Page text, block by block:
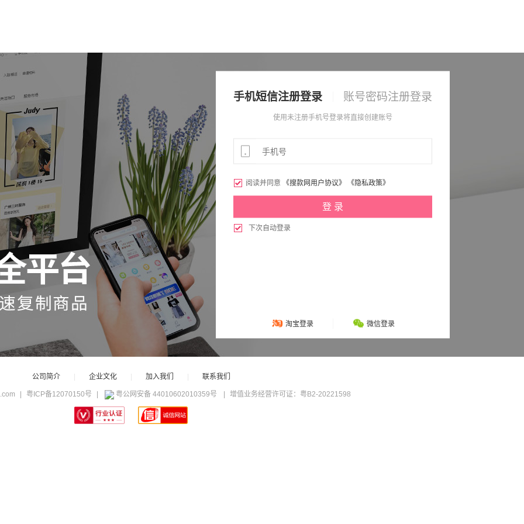
手机短信注册登录 账号密码注册登录
使用未注册手机号登录将直接创建账号
 阅读并同意 《搜款网用户协议》 《隐私政策》
 下次自动登录
淘宝登录 微信登录
公司简介 企业文化 加入我们 联系我们
粤ICP备12070150号 粤公网安备 44010602010359号 增值业务经营许可证：粤B2-20221598

网络不给力，请刷新重试